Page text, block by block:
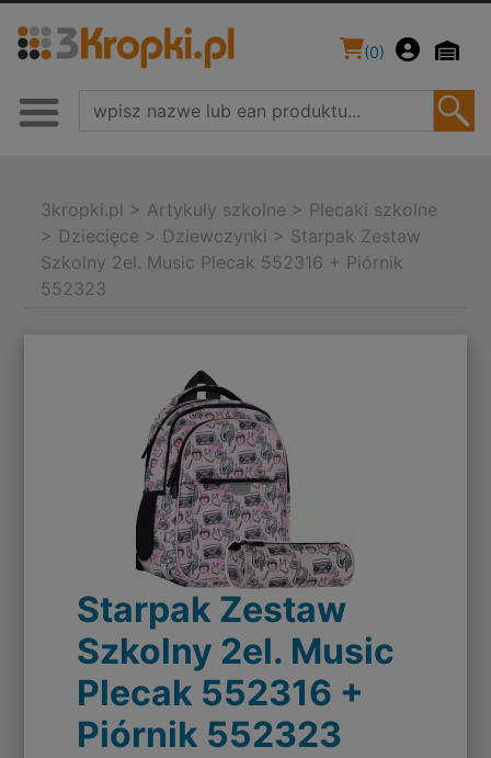
(0)
3kropki.pl > Artykuły szkolne > Plecaki szkolne
> Dziecięce > Dziewczynki > Starpak Zestaw
Szkolny 2el. Music Plecak 552316 + Piórnik
552323
Starpak Zestaw
Szkolny 2el. Music
Plecak 552316 +
Piórnik 552323